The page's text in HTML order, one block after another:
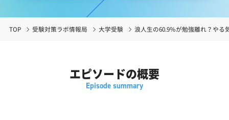
TOP 受験対策ラボ情報局 大学受験 浪人生の60.9％が勉強離れ？や
エピソードの概要